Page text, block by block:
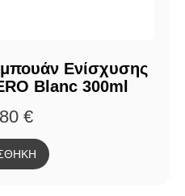
Ενίσχυσης
Blanc 300ml
€